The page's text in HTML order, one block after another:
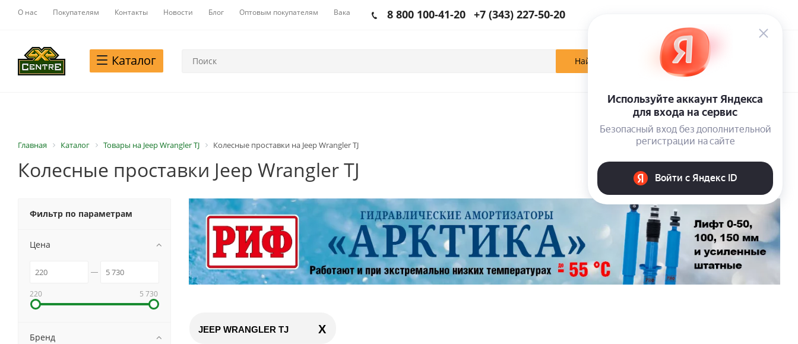
О нас Покупателям Контакты Новости Блог Оптовым покупателям Вакансии 8 800 100-41-20 +7 (343) 227-50-20
Каталог Отложенные
Кабинет
Главная Каталог Товары на Jeep Wrangler TJ Колесные проставки на Jeep Wrangler TJ
Колесные проставки Jeep Wrangler TJ
JEEP WRANGLER TJ X
Фильтр по параметрам
Цена
220 5 730
Бренд